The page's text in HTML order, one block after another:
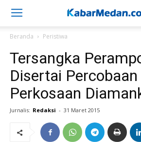
Beranda Peristiwa
Tersangka
Disertai Percobaan
Perkosaan
Jurnalis: Redaksi - 31 Maret 2015